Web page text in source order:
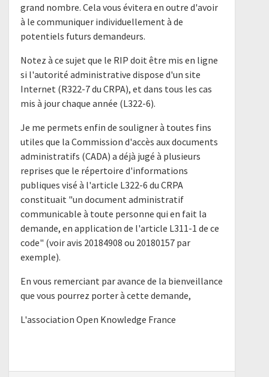
grand nombre. Cela vous évitera en outre d'avoir
à le communiquer individuellement à de
potentiels futurs demandeurs.
Notez à ce sujet que le RIP doit être mis en ligne
si l'autorité administrative dispose d'un site
Internet (R322-7 du CRPA), et dans tous les cas
mis à jour chaque année (L322-6).
Je me permets enfin de souligner à toutes fins
utiles que la Commission d'accès aux documents
administratifs (CADA) a déjà jugé à plusieurs
reprises que le répertoire d'informations
publiques visé à l'article L322-6 du CRPA
constituait "un document administratif
communicable à toute personne qui en fait la
demande, en application de l'article L311-1 de ce
code" (voir avis 20184908 ou 20180157 par
exemple).
En vous remerciant par avance de la bienveillance
que vous pourrez porter à cette demande,
L'association Open Knowledge France